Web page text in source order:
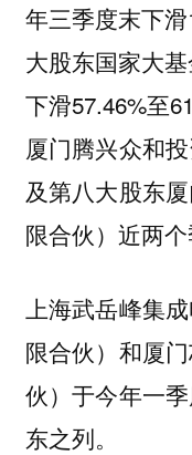
年三季度末下
大股东国家大
下滑57.46%至
厦门腾兴众和
及第八大股东
限合伙）近两个
上海武岳峰集
限合伙）和厦
伙）于今年一
东之列。